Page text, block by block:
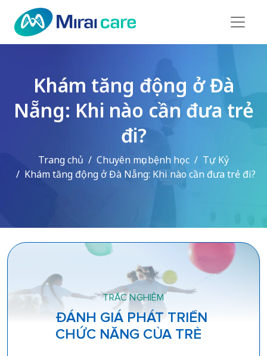
Khám tăng động ở Đà
Nẵng: Khi nào cần đưa trẻ
đi?
Trang chủ Chuyên mục bệnh học
Tự Kỷ
Khám tăng động ở Đà Nẵng: Khi nào cần đưa trẻ đi?
TRẮC NGHIỆM
ĐÁNH GIÁ PHÁT TRIỂN
CHỨC NĂNG CỦA TRẺ